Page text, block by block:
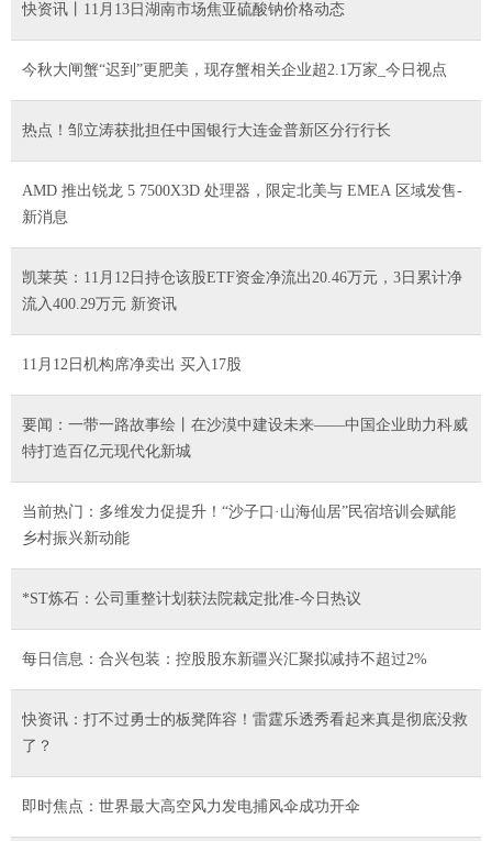
快资讯丨11月13日湖南市场焦亚硫酸钠价格动态
今秋大闸蟹“迟到”更肥美，现存蟹相关企业超2.1万家_今日视点
热点！邹立涛获批担任中国银行大连金普新区分行行长
AMD 推出锐龙 5 7500X3D 处理器，限定北美与 EMEA 区域发售-
新消息
凯莱英：11月12日持仓该股ETF资金净流出20.46万元，3日累计净
流入400.29万元 新资讯
11月12日机构席净卖出 买入17股
要闻：一带一路故事绘丨在沙漠中建设未来——中国企业助力科威
特打造百亿元现代化新城
当前热门：多维发力促提升！“沙子口·山海仙居”民宿培训会赋能
乡村振兴新动能
*ST炼石：公司重整计划获法院裁定批准-今日热议
每日信息：合兴包装：控股股东新疆兴汇聚拟减持不超过2%
快资讯：打不过勇士的板凳阵容！雷霆乐透秀看起来真是彻底没救
了？
即时焦点：世界最大高空风力发电捕风伞成功开伞